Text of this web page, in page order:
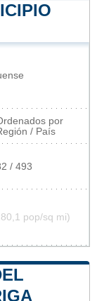
por
/ País
/ 493
pop/sq mi)